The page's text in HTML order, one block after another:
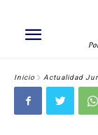
Inicio Actualidad